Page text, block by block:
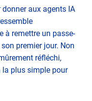
aux agents IA
à remettre un passe-
premier jour. Non
réfléchi,
plus simple pour